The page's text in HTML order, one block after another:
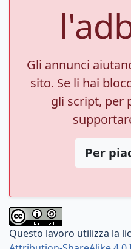
Gli annunci
sito. Se li hai
gli script, per
Per
Questo lavoro utilizza la